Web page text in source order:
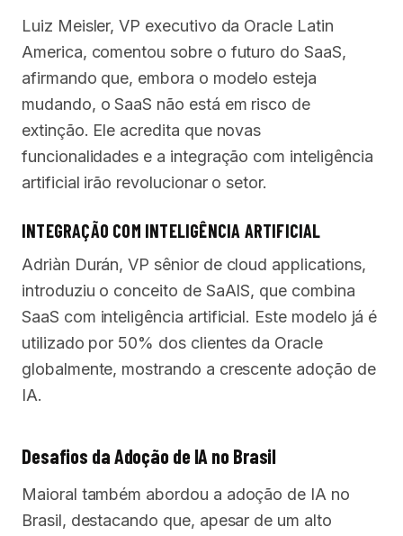
Luiz Meisler, VP executivo da Oracle Latin
America, comentou sobre o futuro do SaaS,
afirmando que, embora o modelo esteja
mudando, o SaaS não está em risco de
extinção. Ele acredita que novas
funcionalidades e a integração com inteligência
artificial irão revolucionar o setor.
INTEGRAÇÃO COM INTELIGÊNCIA ARTIFICIAL
Adriàn Durán, VP sênior de cloud applications,
introduziu o conceito de SaAIS, que combina
SaaS com inteligência artificial. Este modelo já é
utilizado por 50% dos clientes da Oracle
globalmente, mostrando a crescente adoção de
IA.
Desafios da Adoção de IA no Brasil
Maioral também abordou a adoção de IA no
Brasil, destacando que, apesar de um alto